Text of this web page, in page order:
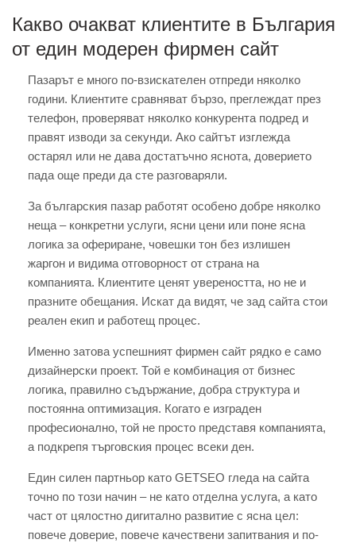
Какво очакват клиентите в България
от един модерен фирмен сайт
Пазарът е много по-взискателен отпреди няколко
години. Клиентите сравняват бързо, преглеждат през
телефон, проверяват няколко конкурента подред и
правят изводи за секунди. Ако сайтът изглежда
остарял или не дава достатъчно яснота, доверието
пада още преди да сте разговаряли.
За българския пазар работят особено добре няколко
неща – конкретни услуги, ясни цени или поне ясна
логика за офериране, човешки тон без излишен
жаргон и видима отговорност от страна на
компанията. Клиентите ценят увереността, но не и
празните обещания. Искат да видят, че зад сайта стои
реален екип и работещ процес.
Именно затова успешният фирмен сайт рядко е само
дизайнерски проект. Той е комбинация от бизнес
логика, правилно съдържание, добра структура и
постоянна оптимизация. Когато е изграден
професионално, той не просто представя компанията,
а подкрепя търговския процес всеки ден.
Един силен партньор като GETSEO гледа на сайта
точно по този начин – не като отделна услуга, а като
част от цялостно дигитално развитие с ясна цел:
повече доверие, повече качествени запитвания и по-